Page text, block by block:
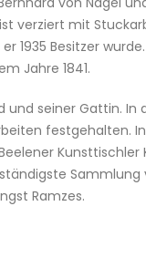
verziert mit
1935 Besitzer
Jahre 1841.
und seiner Gattin. In
festgehalten.
Ramzes.